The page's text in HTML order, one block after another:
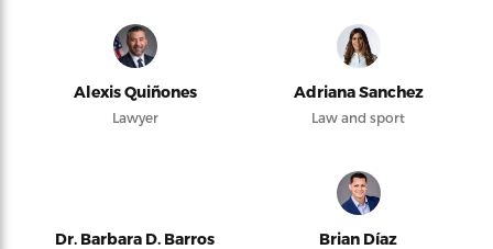
Alexis Quiñones
Lawyer
Adriana Sanchez
Law and sport
Dr. Barbara D. Barros Brian Díaz